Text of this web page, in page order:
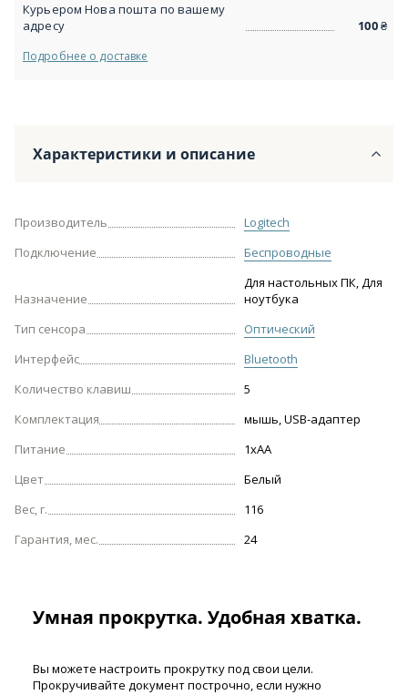
Курьером Нова пошта по вашему
адресу
100₴
Подробнее о доставке
Характеристики и описание
Производитель
Logitech
Подключение
Беспроводные
Назначение
Для настольных ПК, Для
ноутбука
Тип сенсора
Оптический
Интерфейс
Bluetooth
Количество клавиш
5
Комплектация
мышь, USB-адаптер
Питание
1хАА
Цвет
Белый
Вес, г.
116
Гарантия, мес.
24
Умная прокрутка. Удобная хватка.
Вы можете настроить прокрутку под свои цели.
Прокручивайте документ построчно, если нужно